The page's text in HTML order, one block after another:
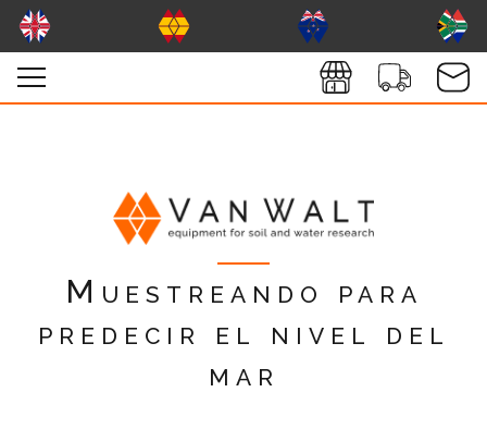
Muestreando para
predecir el nivel del
mar